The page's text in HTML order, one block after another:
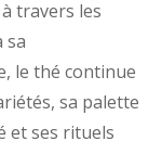
travers les
sa
le thé continue
sa palette
et ses rituels